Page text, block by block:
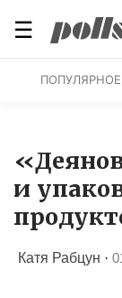
☰
ПОПУЛЯРНОЕ
и
Катя Рабцун ·